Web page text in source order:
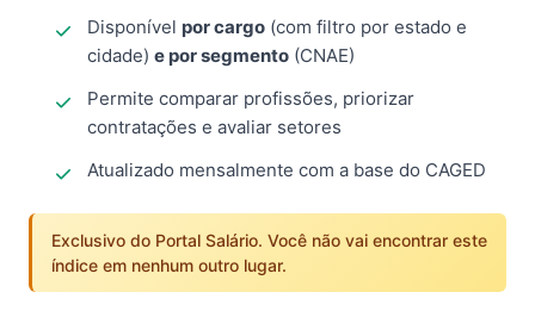
Disponível por cargo (com filtro por estado e
cidade) e por segmento (CNAE)
Permite comparar profissões, priorizar
contratações e avaliar setores
Atualizado mensalmente com a base do CAGED
Exclusivo do Portal Salário. Você não vai encontrar este
índice em nenhum outro lugar.